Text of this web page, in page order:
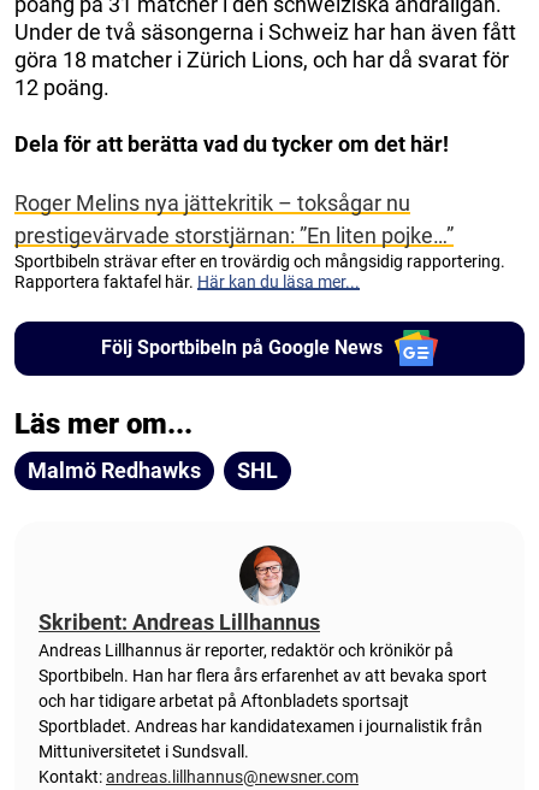
Under de två säsongerna i Schweiz har han även fått
göra 18 matcher i Zürich Lions, och har då svarat för
12 poäng.
Dela för att berätta vad du tycker om det här!
Roger Melins nya jättekritik – toksågar nu
prestigevärvade storstjärnan: ”En liten pojke…”
Sportbibeln strävar efter en trovärdig och mångsidig rapportering.
Rapportera faktafel här. Här kan du läsa mer...
Följ Sportbibeln på Google News
Läs mer om...
Malmö Redhawks SHL
Skribent: Andreas Lillhannus
Andreas Lillhannus är reporter, redaktör och krönikör på
Sportbibeln. Han har flera års erfarenhet av att bevaka sport
och har tidigare arbetat på Aftonbladets sportsajt
Sportbladet. Andreas har kandidatexamen i journalistik från
Mittuniversitetet i Sundsvall.
Kontakt:andreas.lillhannus@newsner.com